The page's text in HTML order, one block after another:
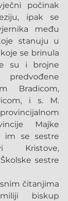
počinak
ipak se
među
stanuju u
koje se brinula
su i brojne
predvođene
Bradicom,
i s. M.
Majke
im se sestre
Kristove,
sestre
čitanjima
biskup